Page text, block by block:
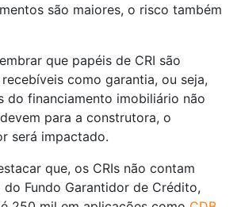
são maiores, o risco também
que papéis de CRI são
como garantia, ou seja,
do financiamento imobiliário não
para a construtora, o
será impactado.
que, os CRIs não contam
Fundo Garantidor de Crédito,